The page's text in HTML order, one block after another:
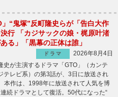
」“鬼塚”反町隆史らが「告白大作
行 「カジサックの娘・梶原叶渚
る」「黒幕の正体は誰」
ドラマ
2026年8月4日
が主演するドラマ「GTO」（カンテ
テレビ系）の第3話が、3日に放送され
作は、1998年に放送されて人気を博
続ドラマとして復活。50代になった“